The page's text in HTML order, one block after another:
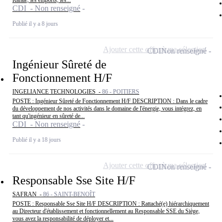
CDI - Non renseigné
Publié il y a 8 jours
Ingénieur Sûreté de
Fonctionnement H/F
INGELIANCE TECHNOLOGIES - 86 - POITIERS
POSTE : Ingénieur Sûreté de Fonctionnement H/F DESCRIPTION : Dans le cadre
du développement de nos activités dans le domaine de l'énergie, vous intégrez, en
tant qu'ingénieur en sûreté de...
CDI - Non renseigné
Publié il y a 18 jours
CDINon renseigné
Ajouter cette offre à ma sélection
Responsable Sse Site H/F
SAFRAN - 86 - SAINT-BENOÎT
POSTE : Responsable Sse Site H/F DESCRIPTION : Rattaché(e) hiérarchiquement
au Directeur d'établissement et fonctionnellement au Responsable SSE du Siège,
vous avez la responsabilité de déployer et...
CDINon renseigné
Ajouter cette offre à ma sélection